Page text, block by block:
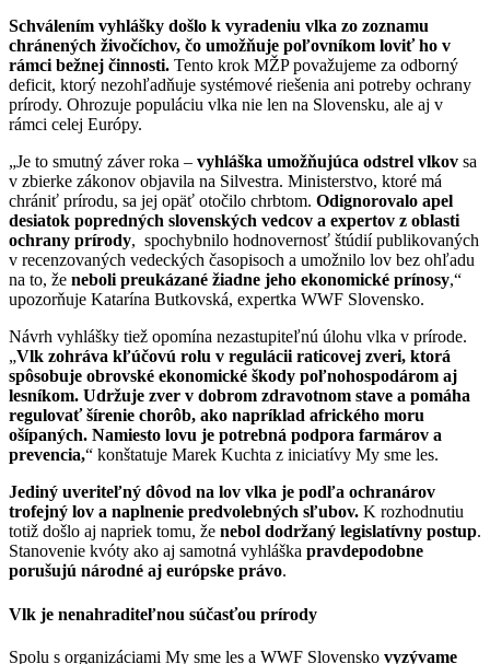
Schválením vyhlášky došlo k vyradeniu vlka zo zoznamu
chránených živočíchov, čo umožňuje poľovníkom loviť ho v
rámci bežnej činnosti. Tento krok MŽP považujeme za odborný
deficit, ktorý nezohľadňuje systémové riešenia ani potreby ochrany
prírody. Ohrozuje populáciu vlka nie len na Slovensku, ale aj v
rámci celej Európy.
„Je to smutný záver roka – vyhláška umožňujúca odstrel vlkov sa
v zbierke zákonov objavila na Silvestra. Ministerstvo, ktoré má
chrániť prírodu, sa jej opäť otočilo chrbtom. Odignorovalo apel
desiatok popredných slovenských vedcov a expertov z oblasti
ochrany prírody, spochybnilo hodnovernosť štúdií publikovaných
v recenzovaných vedeckých časopisoch a umožnilo lov bez ohľadu
na to, že neboli preukázané žiadne jeho ekonomické prínosy,“
upozorňuje Katarína Butkovská, expertka WWF Slovensko.
Návrh vyhlášky tiež opomína nezastupiteľnú úlohu vlka v prírode.
„Vlk zohráva kľúčovú rolu v regulácii raticovej zveri, ktorá
spôsobuje obrovské ekonomické škody poľnohospodárom aj
lesníkom. Udržuje zver v dobrom zdravotnom stave a pomáha
regulovať šírenie chorôb, ako napríklad afrického moru
ošípaných. Namiesto lovu je potrebná podpora farmárov a
prevencia,“ konštatuje Marek Kuchta z iniciatívy My sme les.
Jediný uveriteľný dôvod na lov vlka je podľa ochranárov
trofejný lov a naplnenie predvolebných sľubov. K rozhodnutiu
totiž došlo aj napriek tomu, že nebol dodržaný legislatívny postup.
Stanovenie kvóty ako aj samotná vyhláška pravdepodobne
porušujú národné aj európske právo.
Vlk je nenahraditeľnou súčasťou prírody
Spolu s organizáciami My sme les a WWF Slovensko vyzývame